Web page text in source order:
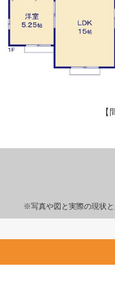
【
※写真や図と実際の現状